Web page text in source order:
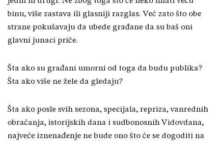
binu, više zastava ili glasniji razglas. Već zato što obe
strane pokušavaju da ubede građane da su baš oni
glavni junaci priče.
Šta ako su građani umorni od toga da budu publika?
Šta ako više ne žele da gledaju?
Šta ako posle svih sezona, specijala, repriza, vanrednih
obraćanja, istorijskih dana i sudbonosnih Vidovdana,
najveće iznenađenje ne bude ono što će se dogoditi na